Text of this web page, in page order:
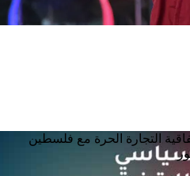
التجارة الحرة مع فلسطين